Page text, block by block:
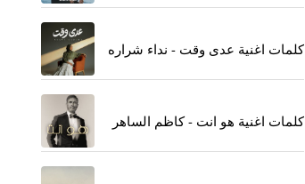
كلمات اغنية عدى وقت - نداء شراره
كلمات اغنية هو انت - كاظم الساهر